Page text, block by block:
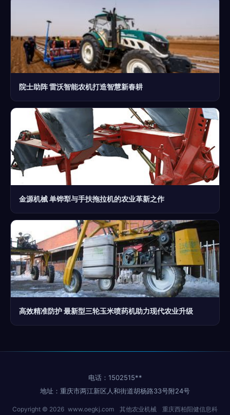
院士助阵 雷沃智能农机打造智慧新春耕
金源机械 单铧犁与手扶拖拉机的农业革新之作
高效精准防护 最新型三轮玉米喷药机助力现代农业升级
电话：1502515**
地址：重庆市两江新区人和街道胡杨路33号附24号
Copyright © 2026 www.oegkj.com 其他农业机械 重庆西柏阳健信息科